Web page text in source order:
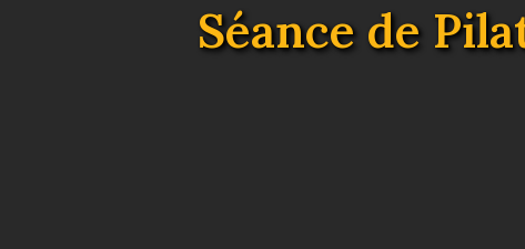
Séance de